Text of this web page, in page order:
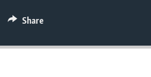
Share